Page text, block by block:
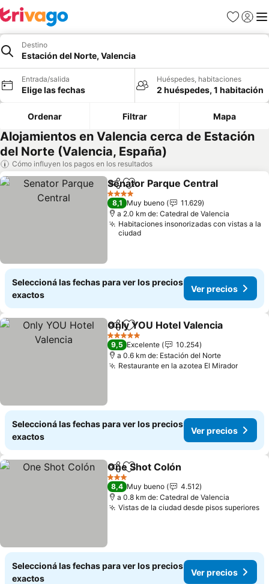
Favoritos
Iniciar
Destino
Estación del Norte, Valencia
Entrada/salida
Elige las fechas
Huéspedes, habitaciones
2 huéspedes, 1 habitación
Ordenar Filtrar Mapa
Alojamientos en Valencia cerca de Estación
del Norte (Valencia, España)
Cómo influyen los pagos en los resultados
CompartirAñadir a favoritos
Senator Parque Central
4 Estrellas
8,1 Muy bueno
11.629
a 2.0 km de: Catedral de Valencia
Habitaciones insonorizadas con vistas a la
ciudad
Seleccioná las fechas para ver los precios
exactos
Ver precios
CompartirAñadir a favoritos
Only YOU Hotel Valencia
5 Estrellas
9,5 Excelente
10.254
a 0.6 km de: Estación del Norte
Restaurante en la azotea El Mirador
Seleccioná las fechas para ver los precios
exactos
Ver precios
CompartirAñadir a favoritos
One Shot Colón
3 Estrellas
8,4 Muy bueno
4.512
a 0.8 km de: Catedral de Valencia
Vistas de la ciudad desde pisos superiores
Seleccioná las fechas para ver los precios
exactos
Ver precios